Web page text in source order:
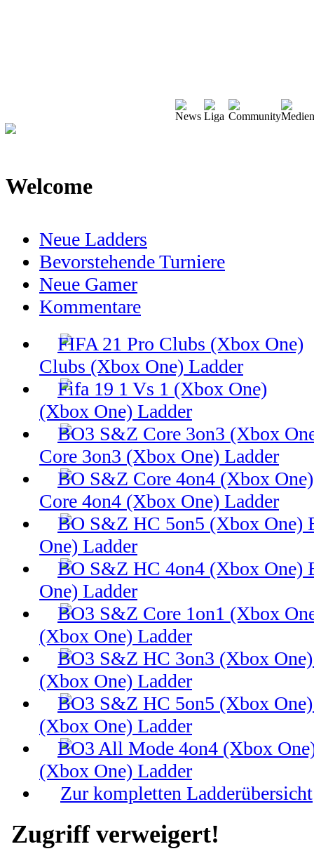
Welcome
Neue Ladders
Bevorstehende Turniere
Neue Gamer
Kommentare
Clubs (Xbox One) Ladder
(Xbox One) Ladder
Core 3on3 (Xbox One) Ladder
Core 4on4 (Xbox One) Ladder
One) Ladder
One) Ladder
(Xbox One) Ladder
(Xbox One) Ladder
(Xbox One) Ladder
(Xbox One) Ladder
Zur kompletten Ladderübersicht
Zugriff verweigert!